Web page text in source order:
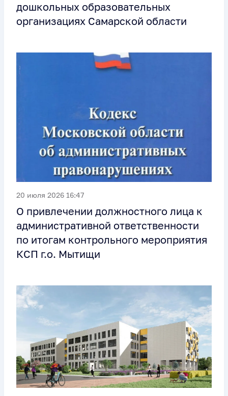
дошкольных образовательных
организациях Самарской области
20 июля 2026 16:47
О привлечении должностного лица к
административной ответственности
по итогам контрольного мероприятия
КСП г.о. Мытищи